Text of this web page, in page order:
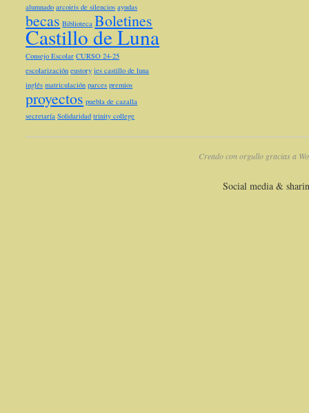
alumnado arcoiris de silencios ayudas
becas Biblioteca Boletines
Castillo de Luna
Consejo Escolar CURSO 24-25
escolarización eustory ies castillo de luna
inglés matriculación parces premios
proyectos puebla de cazalla
secretaría Solidaridad trinity college
Creado con orgullo gracias a
Social media &